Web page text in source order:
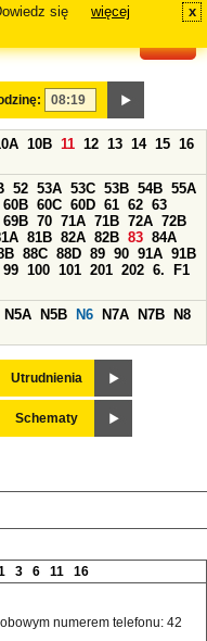
się
więcej x
10B 11 12 13 14 15 16
52 53A 53C 53B 54B 55A
60B 60C 60D 61 62 63
69B 70 71A 71B 72A 72B
81B 82A 82B 83 84A
88C 88D 89 90 91A 91B
99 100 101 201 202 6.
F1
N5A N5B N6 N7A N7B
N8
Utrudnienia
Schematy
3 6 11 16
numerem telefonu: 42